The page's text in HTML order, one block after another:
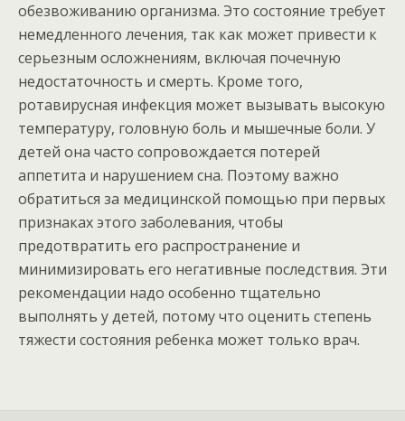
обезвоживанию организма. Это состояние требует
немедленного лечения, так как может привести к
серьезным осложнениям, включая почечную
недостаточность и смерть. Кроме того,
ротавирусная инфекция может вызывать высокую
температуру, головную боль и мышечные боли. У
детей она часто сопровождается потерей
аппетита и нарушением сна. Поэтому важно
обратиться за медицинской помощью при первых
признаках этого заболевания, чтобы
предотвратить его распространение и
минимизировать его негативные последствия. Эти
рекомендации надо особенно тщательно
выполнять у детей, потому что оценить степень
тяжести состояния ребенка может только врач.